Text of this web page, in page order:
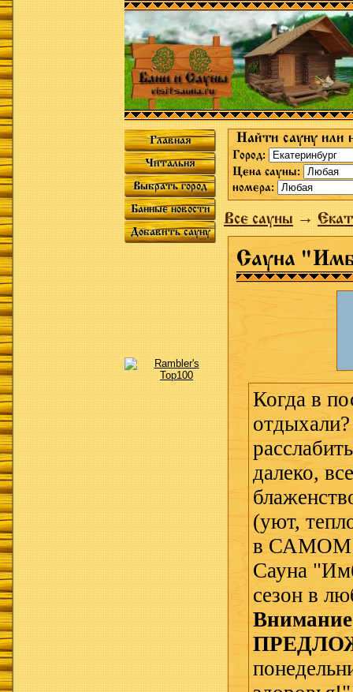
Главная
Читальня
Выбрать город
Банные новости
Добавить сауну
Найти сауну или
Город:
Цена сауны:
номера:
Все сауны→
Сауна
Когда в
далеко,
(уют,
в САМОМ
Сауна
сезон в